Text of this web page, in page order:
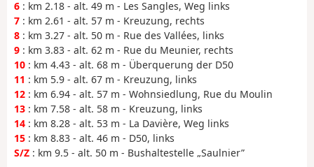
6 : km 2.18 - alt. 49 m - Les Sangles, Weg links
7 : km 2.61 - alt. 57 m - Kreuzung, rechts
8 : km 3.27 - alt. 50 m - Rue des Vallées, links
9 : km 3.83 - alt. 62 m - Rue du Meunier, rechts
10 : km 4.43 - alt. 68 m - Überquerung der D50
11 : km 5.9 - alt. 67 m - Kreuzung, links
12 : km 6.94 - alt. 57 m - Wohnsiedlung, Rue du Moulin
13 : km 7.58 - alt. 58 m - Kreuzung, links
14 : km 8.28 - alt. 53 m - La Davière, Weg links
15 : km 8.83 - alt. 46 m - D50, links
S/Z : km 9.5 - alt. 50 m - Bushaltestelle „Saulnier”